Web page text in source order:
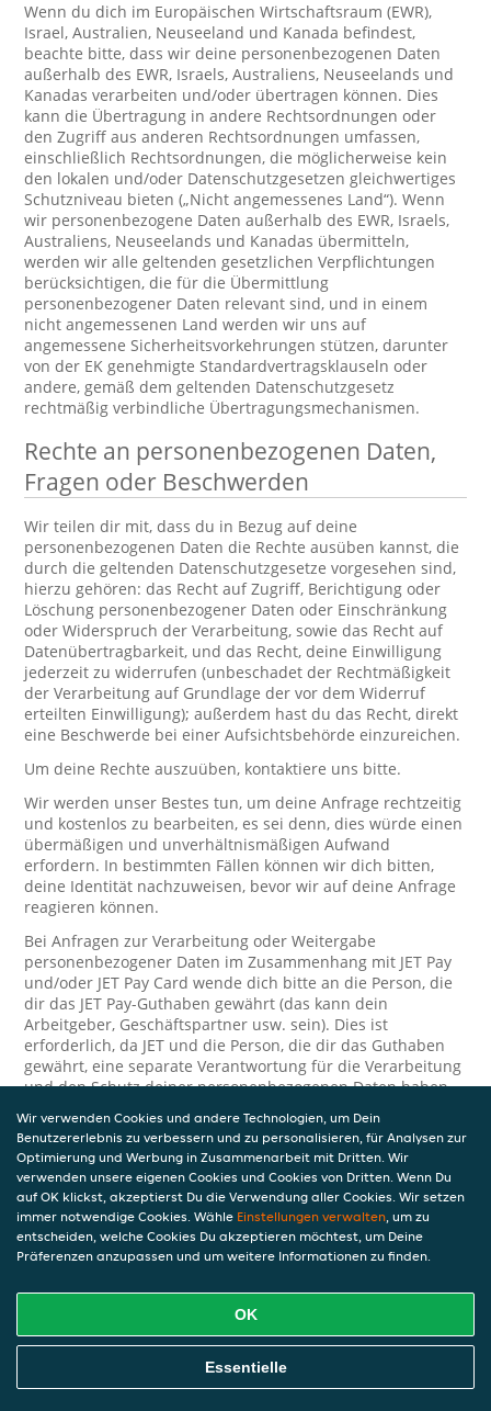
Wenn du dich im Europäischen Wirtschaftsraum (EWR),
Israel, Australien, Neuseeland und Kanada befindest,
beachte bitte, dass wir deine personenbezogenen Daten
außerhalb des EWR, Israels, Australiens, Neuseelands und
Kanadas verarbeiten und/oder übertragen können. Dies
kann die Übertragung in andere Rechtsordnungen oder
den Zugriff aus anderen Rechtsordnungen umfassen,
einschließlich Rechtsordnungen, die möglicherweise kein
den lokalen und/oder Datenschutzgesetzen gleichwertiges
Schutzniveau bieten („Nicht angemessenes Land“). Wenn
wir personenbezogene Daten außerhalb des EWR, Israels,
Australiens, Neuseelands und Kanadas übermitteln,
werden wir alle geltenden gesetzlichen Verpflichtungen
berücksichtigen, die für die Übermittlung
personenbezogener Daten relevant sind, und in einem
nicht angemessenen Land werden wir uns auf
angemessene Sicherheitsvorkehrungen stützen, darunter
von der EK genehmigte Standardvertragsklauseln oder
andere, gemäß dem geltenden Datenschutzgesetz
rechtmäßig verbindliche Übertragungsmechanismen.
Rechte an personenbezogenen Daten,
Fragen oder Beschwerden
Wir teilen dir mit, dass du in Bezug auf deine
personenbezogenen Daten die Rechte ausüben kannst, die
durch die geltenden Datenschutzgesetze vorgesehen sind,
hierzu gehören: das Recht auf Zugriff, Berichtigung oder
Löschung personenbezogener Daten oder Einschränkung
oder Widerspruch der Verarbeitung, sowie das Recht auf
Datenübertragbarkeit, und das Recht, deine Einwilligung
jederzeit zu widerrufen (unbeschadet der Rechtmäßigkeit
der Verarbeitung auf Grundlage der vor dem Widerruf
erteilten Einwilligung); außerdem hast du das Recht, direkt
eine Beschwerde bei einer Aufsichtsbehörde einzureichen.
Um deine Rechte auszuüben, kontaktiere uns bitte.
Wir werden unser Bestes tun, um deine Anfrage rechtzeitig
und kostenlos zu bearbeiten, es sei denn, dies würde einen
übermäßigen und unverhältnismäßigen Aufwand
erfordern. In bestimmten Fällen können wir dich bitten,
deine Identität nachzuweisen, bevor wir auf deine Anfrage
reagieren können.
Bei Anfragen zur Verarbeitung oder Weitergabe
personenbezogener Daten im Zusammenhang mit JET Pay
und/oder JET Pay Card wende dich bitte an die Person, die
dir das JET Pay-Guthaben gewährt (das kann dein
Arbeitgeber, Geschäftspartner usw. sein). Dies ist
erforderlich, da JET und die Person, die dir das Guthaben
gewährt, eine separate Verantwortung für die Verarbeitung
und den Schutz deiner personenbezogenen Daten haben.
Solltest du weitere Fragen oder Beschwerden in Bezug auf
die Verarbeitung deiner personenbezogenen Daten haben,
kontaktieren wir dich gerne. Wir würden uns auch über
Tipps oder Vorschläge zur Verbesserung unserer Erklärung
freuen.
Sicherheit
JET nimmt den Schutz personenbezogener Daten sehr ernst
und daher ergreifen wir angemessene Maßnahmen, um
deine personenbezogenen Daten vor Missbrauch, Verlust,
unbefugter Änderung zu schützen. Wenn du der Meinung
bist, dass deine personenbezogenen Daten nicht
Wir verwenden Cookies und andere Technologien, um Dein
Benutzererlebnis zu verbessern und zu personalisieren, für Analysen zur
Optimierung und Werbung in Zusammenarbeit mit Dritten. Wir
verwenden unsere eigenen Cookies und Cookies von Dritten. Wenn Du
auf OK klickst, akzeptierst Du die Verwendung aller Cookies. Wir setzen
immer notwendige Cookies. Wähle Einstellungen verwalten, um zu
entscheiden, welche Cookies Du akzeptieren möchtest, um Deine
Präferenzen anzupassen und um weitere Informationen zu finden.
OK
Essentielle